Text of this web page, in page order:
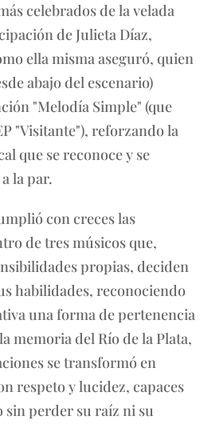
celebrados de la velada
de Julieta Díaz,
ella misma aseguró, quien
abajo del escenario)
"Melodía Simple" (que
"Visitante"), reforzando la
que se reconoce y se
la par.
con creces las
de tres músicos que,
propias, deciden
habilidades, reconociendo
una forma de pertenencia
memoria del Río de la Plata,
se transformó en
respeto y lucidez, capaces
perder su raíz ni su